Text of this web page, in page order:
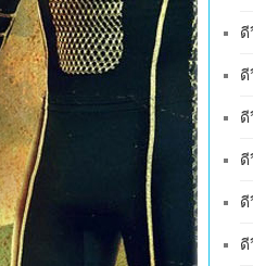
ดี
ดี
ดี
ดี